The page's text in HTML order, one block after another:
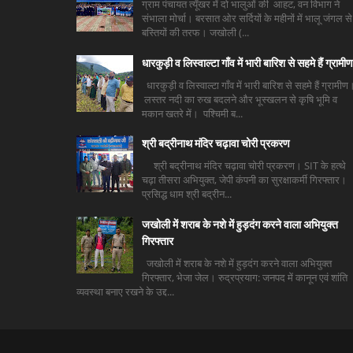
ग्राम पंचायत त्यूँखर में दो भालुओं की आहट, वन विभाग ने
संभाला मोर्चा। बरसात ओर सर्दियों के महीनों में भालू जंगल से
बस्तियों की तरफ। जखोली (...
धारकुड़ी व लिस्वाल्टा गाँव में भारी बारिश से सहमे हैं ग्रामीण
धारकुड़ी व लिस्वाल्टा गाँव में भारी बारिश से सहमे हैं
लस्तर नदी का रुख बदलने और भूस्खलन से कृषि भूमि व
मकान खतरे में। पश्चिमी ब...
श्री बद्रीनाथ मंदिर चढ़ावा चोरी प्रकरण
श्री बद्रीनाथ मंदिर चढ़ावा चोरी प्रकरण। SIT के हत्थे
चढ़ा तीसरा अभियुक्त, जेपी कंपनी का सुरक्षाकर्मी गिरफ्तार।
प्रसिद्ध धाम श्री बद्रीन...
जखोली में शराब के नशे में हुड़दंग करने वाला अभियुक्त
गिरफ्तार
जखोली में शराब के नशे में हुड़दंग करने वाला अभियुक्त
गिरफ्तार, भेजा जेल। रुद्रप्रयाग: जनपद में कानून एवं शांति
व्यवस्था बनाए रखने के उद्द...